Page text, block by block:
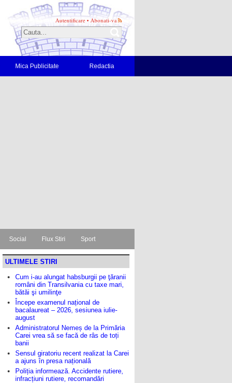
Autentificare • Abonati-va
Mica Publicitate Redactia
Social Flux Stiri Sport
ULTIMELE STIRI
Cum i-au alungat habsburgii pe ţăranii
români din Transilvania cu taxe mari,
bătăi şi umilinţe
Începe examenul național de
bacalaureat – 2026, sesiunea iulie-
august
Administratorul Nemeș de la Primăria
Carei vrea să se facă de râs de toți
banii
Sensul giratoriu recent realizat la Carei
a ajuns în presa națională
Poliția informează. Accidente rutiere,
infracțiuni rutiere, recomandări